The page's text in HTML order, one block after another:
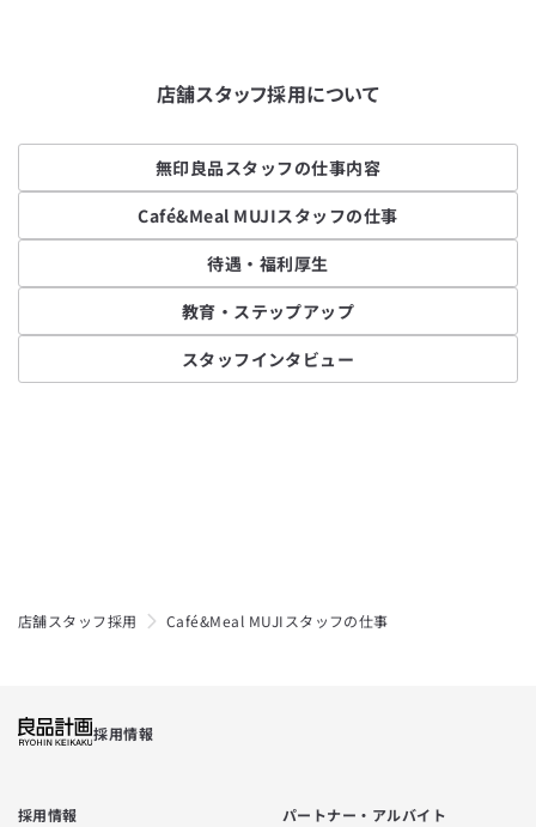
店舗スタッフ採用について
無印良品スタッフの仕事内容
Café&Meal MUJIスタッフの仕事
待遇・福利厚生
教育・ステップアップ
スタッフインタビュー
店舗スタッフ採用 Café&Meal MUJIスタッフの仕事
採用情報
採用情報
パートナー・アルバイト